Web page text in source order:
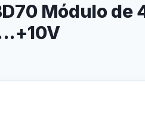
Módulo de